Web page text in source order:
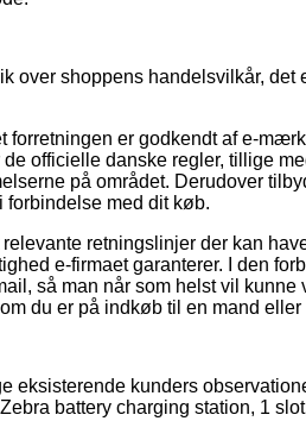
over shoppens handelsvilkår, det
forretningen er godkendt af e-
officielle danske regler, tillige
på området. Derudover
med dit køb.
retningslinjer der kan
e-firmaet garanterer. I den
så man når som helst vil kunne
du er på indkøb til en mand eller
eksisterende kunders
battery charging station, 1